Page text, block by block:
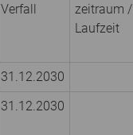
Verfall
zeitraum /
Laufzeit
31.12.2030
31.12.2030